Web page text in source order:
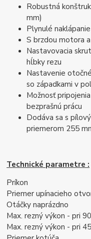
Robustná
mm)
Plynulé
S brzdou motora
Nastavovacia
hĺbky rezu
Nastavenie
so západkami v
Možnosť
bezprašnú prácu
Dodáva sa s
priemerom 255
Technické parametre :
Príkon
Priemer upínacieho
Otáčky naprázdno
Max. rezný výkon - pri
Max. rezný výkon - pri